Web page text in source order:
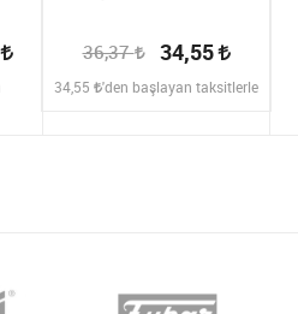
36,37 34,55
34,55 'den başlayan taksitlerle